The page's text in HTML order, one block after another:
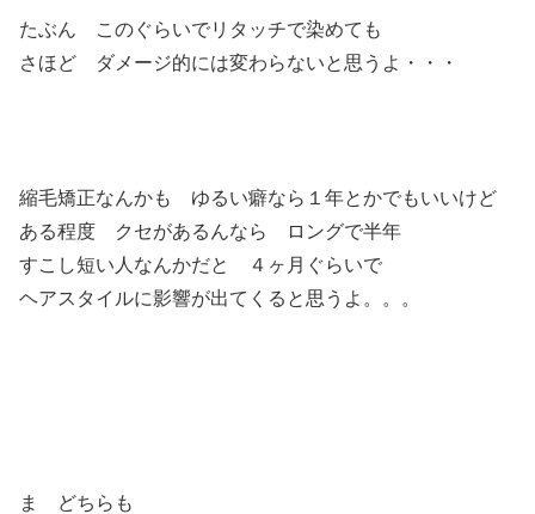
たぶん このぐらいでリタッチで染めても
さほど ダメージ的には変わらないと思うよ・・・
縮毛矯正なんかも ゆるい癖なら１年とかでもいいけど
ある程度 クセがあるんなら ロングで半年
すこし短い人なんかだと ４ヶ月ぐらいで
ヘアスタイルに影響が出てくると思うよ。。。
ま どちらも